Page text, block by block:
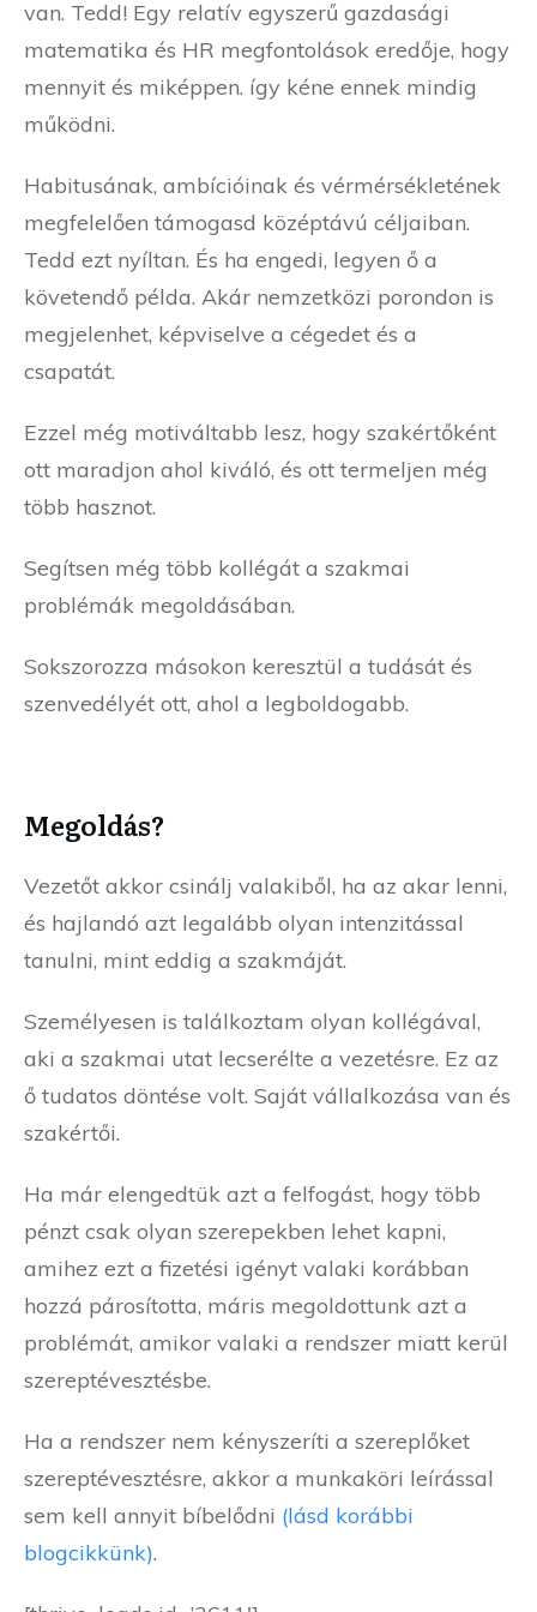
van. Tedd! Egy relatív egyszerű gazdasági
matematika és HR megfontolások eredője, hogy
mennyit és miképpen. így kéne ennek mindig
működni.
Habitusának, ambícióinak és vérmérsékletének
megfelelően támogasd középtávú céljaiban.
Tedd ezt nyíltan. És ha engedi, legyen ő a
követendő példa. Akár nemzetközi porondon is
megjelenhet, képviselve a cégedet és a
csapatát.
Ezzel még motiváltabb lesz, hogy szakértőként
ott maradjon ahol kiváló, és ott termeljen még
több hasznot.
Segítsen még több kollégát a szakmai
problémák megoldásában.
Sokszorozza másokon keresztül a tudását és
szenvedélyét ott, ahol a legboldogabb.
Megoldás?
Vezetőt akkor csinálj valakiből, ha az akar lenni,
és hajlandó azt legalább olyan intenzitással
tanulni, mint eddig a szakmáját.
Személyesen is találkoztam olyan kollégával,
aki a szakmai utat lecserélte a vezetésre. Ez az
ő tudatos döntése volt. Saját vállalkozása van és
szakértői.
Ha már elengedtük azt a felfogást, hogy több
pénzt csak olyan szerepekben lehet kapni,
amihez ezt a fizetési igényt valaki korábban
hozzá párosította, máris megoldottunk azt a
problémát, amikor valaki a rendszer miatt kerül
szereptévesztésbe.
Ha a rendszer nem kényszeríti a szereplőket
szereptévesztésre, akkor a munkaköri leírással
sem kell annyit bíbelődni (lásd korábbi
blogcikkünk).